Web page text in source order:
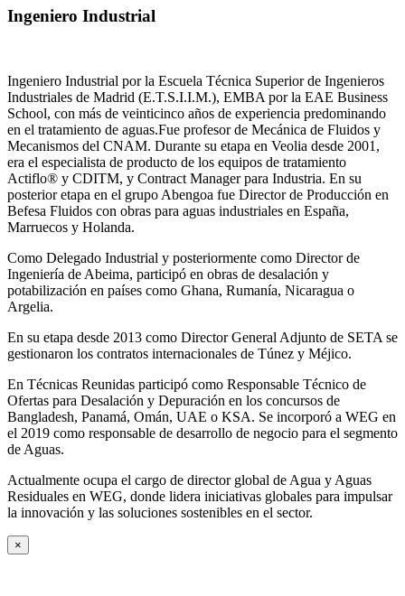
Ingeniero Industrial
Ingeniero Industrial por la Escuela Técnica Superior de Ingenieros
Industriales de Madrid (E.T.S.I.I.M.), EMBA por la EAE Business
School, con más de veinticinco años de experiencia predominando
en el tratamiento de aguas.Fue profesor de Mecánica de Fluidos y
Mecanismos del CNAM. Durante su etapa en Veolia desde 2001,
era el especialista de producto de los equipos de tratamiento
Actiflo® y CDITM, y Contract Manager para Industria. En su
posterior etapa en el grupo Abengoa fue Director de Producción en
Befesa Fluidos con obras para aguas industriales en España,
Marruecos y Holanda.
Como Delegado Industrial y posteriormente como Director de
Ingeniería de Abeima, participó en obras de desalación y
potabilización en países como Ghana, Rumanía, Nicaragua o
Argelia.
En su etapa desde 2013 como Director General Adjunto de SETA se
gestionaron los contratos internacionales de Túnez y Méjico.
En Técnicas Reunidas participó como Responsable Técnico de
Ofertas para Desalación y Depuración en los concursos de
Bangladesh, Panamá, Omán, UAE o KSA. Se incorporó a WEG en
el 2019 como responsable de desarrollo de negocio para el segmento
de Aguas.
Actualmente ocupa el cargo de director global de Agua y Aguas
Residuales en WEG, donde lidera iniciativas globales para impulsar
la innovación y las soluciones sostenibles en el sector.
×